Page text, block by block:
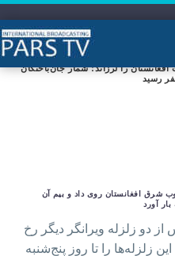
دیگر به فاصله ۱۲ ساعت افغانستان را لرزاند؛ شمار جان‌باختگان
فاصله ۱۲ ساعت در جنوب شرق افغانستان روی داد و بیم آن
دو زلزله ویرانگر دیگر رخ
زلزله‌ها را تا روز پنج‌شنبه